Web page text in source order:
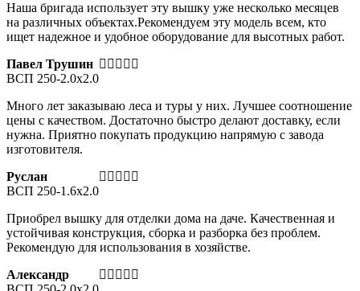
Наша бригада использует эту вышку уже несколько месяцев
на различных объектах.Рекомендуем эту модель всем, кто
ищет надежное и удобное оборудование для высотных работ.
Павел Трушин
ВСП 250-2.0x2.0
Много лет заказываю леса и туры у них. Лучшее соотношение
цены с качеством. Достаточно быстро делают доставку, если
нужна. Приятно покупать продукцию напрямую с завода
изготовителя.
Руслан
ВСП 250-1.6х2.0
Приобрел вышку для отделки дома на даче. Качественная и
устойчивая конструкция, сборка и разборка без проблем.
Рекомендую для использования в хозяйстве.
Александр